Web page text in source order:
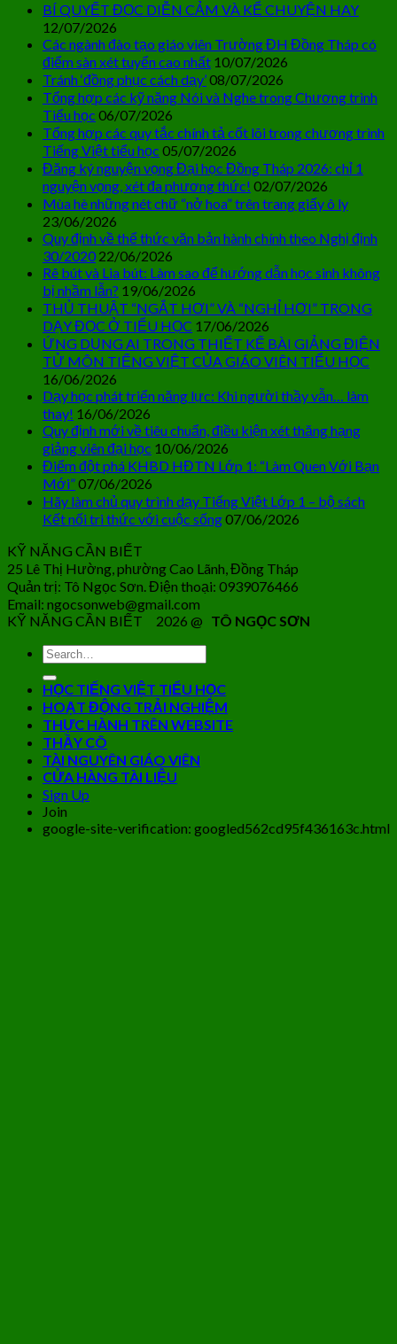
BÍ QUYẾT ĐỌC DIỄN CẢM VÀ KỂ CHUYỆN HAY
12/07/2026
Các ngành đào tạo giáo viên Trường ĐH Đồng Tháp có
điểm sàn xét tuyển cao nhất 10/07/2026
Tránh ‘đồng phục cách dạy’08/07/2026
Tổng hợp các kỹ năng Nói và Nghe trong Chương trình
Tiểu học 06/07/2026
Tổng hợp các quy tắc chính tả cốt lõi trong chương trình
Tiếng Việt tiểu học 05/07/2026
Đăng ký nguyện vọng Đại học Đồng Tháp 2026: chỉ 1
nguyện vọng, xét đa phương thức! 02/07/2026
Mùa hè những nét chữ “nở hoa” trên trang giấy ô ly
23/06/2026
Quy định về thể thức văn bản hành chính theo Nghị định
30/2020 22/06/2026
Rê bút và Lia bút: Làm sao để hướng dẫn học sinh không
bị nhầm lẫn? 19/06/2026
THỦ THUẬT “NGẮT HƠI” VÀ “NGHỈ HƠI” TRONG
DẠY ĐỌC Ở TIỂU HỌC 17/06/2026
ỨNG DỤNG AI TRONG THIẾT KẾ BÀI GIẢNG ĐIỆN
TỬ MÔN TIẾNG VIỆT CỦA GIÁO VIÊN TIỂU HỌC
16/06/2026
Dạy học phát triển năng lực: Khi người thầy vẫn… làm
thay! 16/06/2026
Quy định mới về tiêu chuẩn, điều kiện xét thăng hạng
giảng viên đại học 10/06/2026
Điểm đột phá KHBD HĐTN Lớp 1: “Làm Quen Với Bạn
Mới”07/06/2026
Hãy làm chủ quy trình dạy Tiếng Việt Lớp 1 – bộ sách
Kết nối tri thức với cuộc sống07/06/2026
KỸ NĂNG CẦN BIẾT
25 Lê Thị Hường, phường Cao Lãnh, Đồng Tháp
Quản trị: Tô Ngọc Sơn. Điện thoại: 0939076466
Email: ngocsonweb@gmail.com
KỸ NĂNG CẦN BIẾT 2026 @ TÔ NGỌC SƠN
HỌC TIẾNG VIỆT TIỂU HỌC
HOẠT ĐỘNG TRẢI NGHIỆM
THỰC HÀNH TRÊN WEBSITE
THẦY CÔ
TÀI NGUYÊN GIÁO VIÊN
CỬA HÀNG TÀI LIỆU
Sign Up
Join
google-site-verification: googled562cd95f436163c.html